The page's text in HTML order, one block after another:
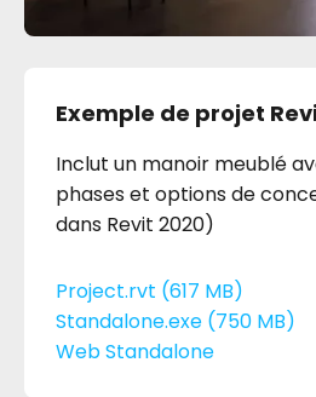
Exemple de projet
Inclut un manoir meublé
phases et options de
dans Revit 2020)
Project.rvt (617 MB)
Standalone.exe (750 MB)
Web Standalone